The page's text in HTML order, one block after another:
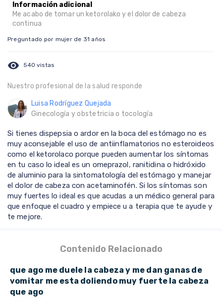
Información adicional
Me acabo de tomar un ketorolako y el dolor de cabeza
continua
Preguntado por mujer de 31 años
visibility 540 vistas
Nuestro profesional de la salud responde
Luisa Rodríguez Quejada
Ginecología y obstetricia o tocología
Si tienes dispepsia o ardor en la boca del estómago no es
muy aconsejable el uso de antiinflamatorios no esteroideos
como el ketorolaco porque pueden aumentar los síntomas
en tu caso lo ideal es un omeprazol, ranitidina o hidróxido
de aluminio para la sintomatología del estómago y manejar
el dolor de cabeza con acetaminofén. Si los síntomas son
muy fuertes lo ideal es que acudas a un médico general para
que enfoque el cuadro y empiece u a terapia que te ayude y
te mejore.
Contenido Relacionado
que ago me duele la cabeza y me dan ganas de
vomitar me esta doliendo muy fuerte la cabeza
que ago